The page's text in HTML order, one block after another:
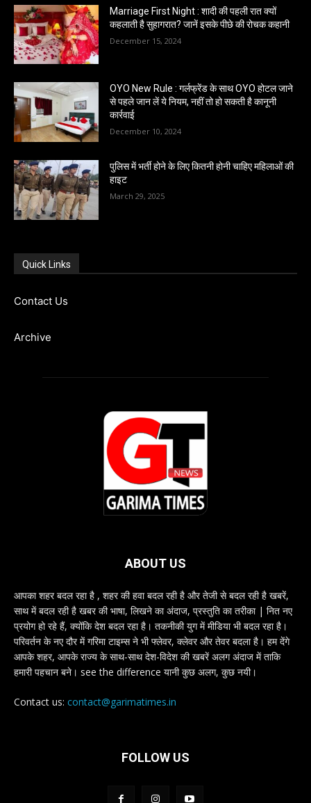
Marriage First Night : शादी की पहली रात क्यों
कहलाती है सुहागरात? जानें इसके पीछे की रोचक कहानी
December 15, 2024
OYO New Rule : गर्लफ्रेंड के साथ OYO होटल जाने
से पहले जान लें ये नियम, नहीं तो हो सकती है कानूनी
कार्रवाई
December 10, 2024
पुलिस में भर्ती होने के लिए कितनी होनी चाहिए महिलाओं की
हाइट
March 29, 2025
Quick Links
Contact Us
Archive
ABOUT US
आपका शहर बदल रहा है , शहर की हवा बदल रही है और तेजी से बदल रही है खबरें,
साथ में बदल रही है खबर की भाषा, लिखने का अंदाज, प्रस्तुति का तरीका | नित नए
प्रयोग हो रहे हैं, क्योंकि देश बदल रहा है। तकनीकी युग में मीडिया भी बदल रहा है।
परिवर्तन के नए दौर में गरिमा टाइम्स ने भी फ्लेवर, क्लेवर और तेवर बदला है। हम देंगे
आपके शहर, आपके राज्य के साथ-साथ देश-विदेश की खबरें अलग अंदाज में ताकि
हमारी पहचान बने। see the difference यानी कुछ अलग, कुछ नयी।
Contact us: contact@garimatimes.in
FOLLOW US